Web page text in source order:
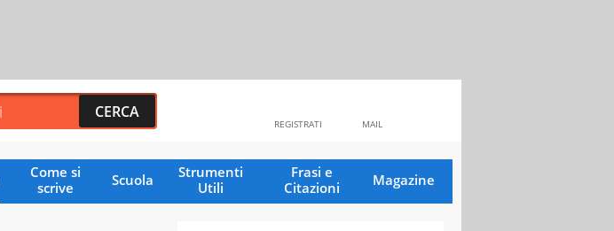
MAIL
REGISTRATI
Come si
scrive
Scuola
Strumenti
Utili
Frasi e
Citazioni
Magazine